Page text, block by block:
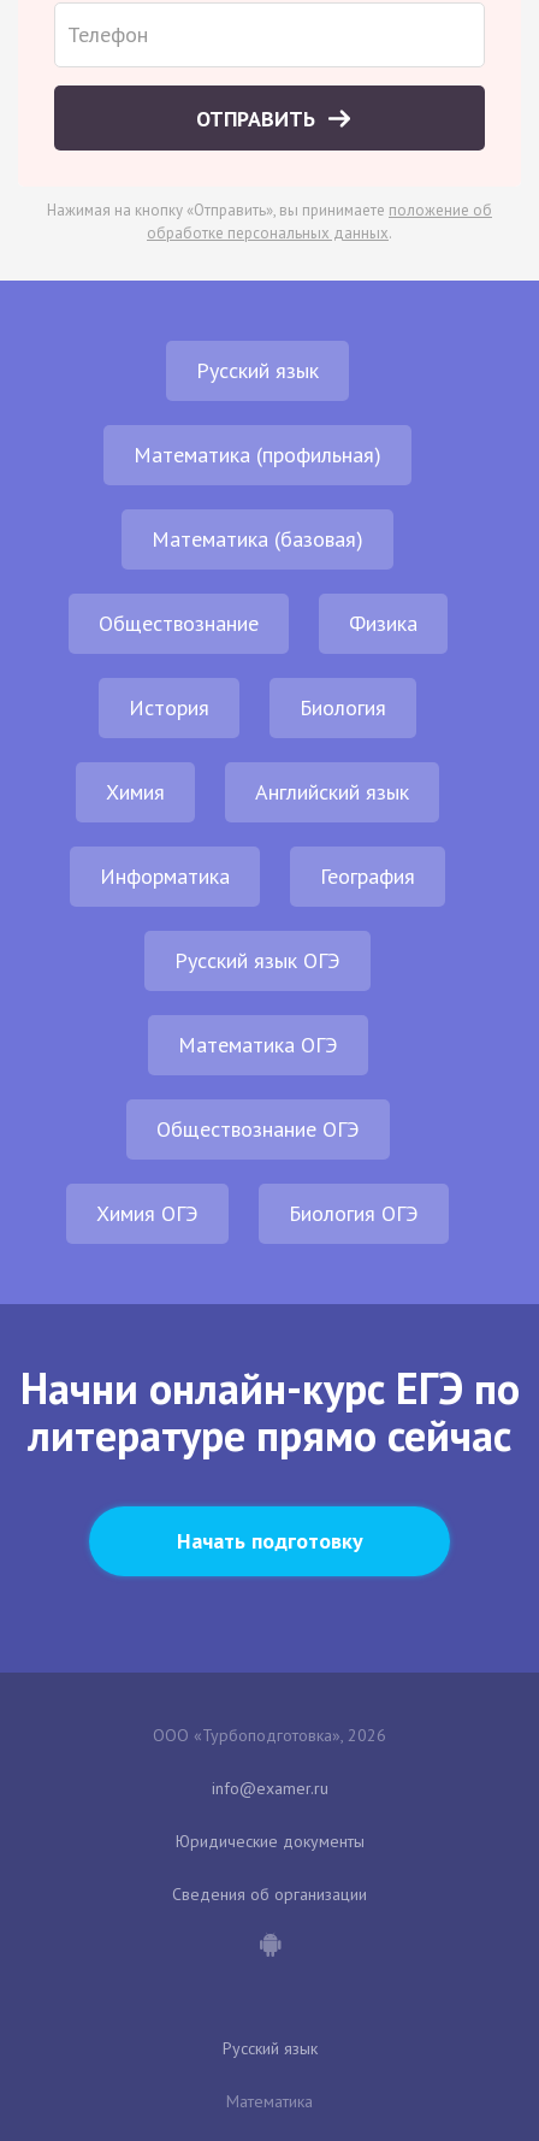
ОТПРАВИТЬ
Нажимая на кнопку «Отправить», вы принимаете положение об
обработке персональных данных.
Русский язык
Математика (профильная)
Математика (базовая)
Обществознание Физика
История Биология
Химия Английский язык
Информатика География
Русский язык ОГЭ
Математика ОГЭ
Обществознание ОГЭ
Химия ОГЭ Биология ОГЭ
Начни онлайн-курс ЕГЭ по
литературе прямо сейчас
Начать подготовку
ООО «Турбоподготовка», 2026
Юридические документы
Сведения об организации
Русский язык
Математика